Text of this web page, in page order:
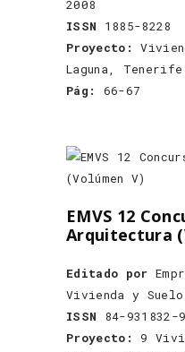
2008
ISSN 1885-8228
Proyecto:
Laguna, Tenerife
Pág:
66-67
EMVS 12
Arquitectura
Editado por
Vivienda y Suelo
ISSN 84-931832-
Proyecto:
9